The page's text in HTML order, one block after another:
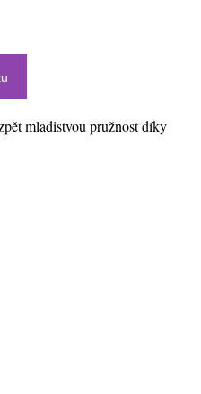
mladistvou pružnost díky